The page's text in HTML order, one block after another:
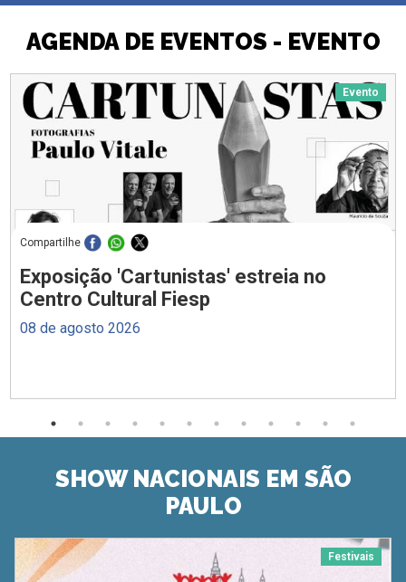
AGENDA DE EVENTOS - EVENTO
Evento
Compartilhe
Exposição 'Cartunistas' estreia no
Centro Cultural Fiesp
08 de agosto 2026
SHOW NACIONAIS EM SÃO
PAULO
Festivais